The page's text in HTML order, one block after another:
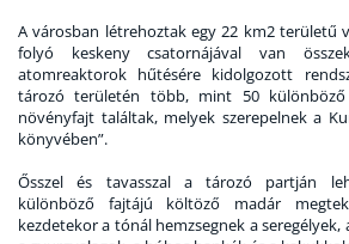
A városban létrehoztak egy 22 km2 területű
folyó keskeny csatornájával van
atomreaktorok hűtésére kidolgozott
tározó területén több, mint 50 különböző
növényfajt találtak, melyek szerepelnek a
könyvében”.
Ősszel és tavasszal a tározó partján
különböző fajtájú költöző madár
kezdetekor a tónál hemzsegnek a seregélyek,